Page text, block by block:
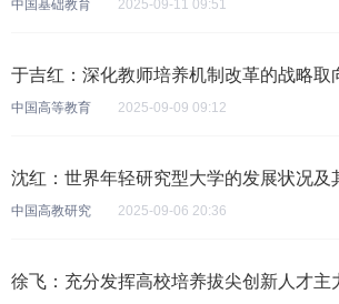
中国基础教育 2025-09-11 09:51
于吉红：深化教师培养机制改革的战略取
中国高等教育 2025-09-09 09:12
沈红：世界年轻研究型大学的发展状况及
中国高教研究 2025-09-06 20:36
徐飞：充分发挥高校培养拔尖创新人才主